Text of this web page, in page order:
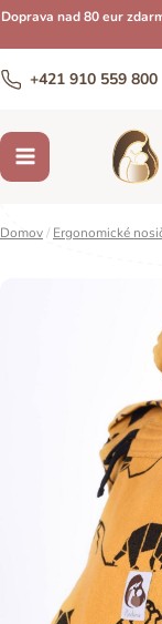
Doprava nad 80 eur
+421 910 559 800
Domov/ Ergonomické